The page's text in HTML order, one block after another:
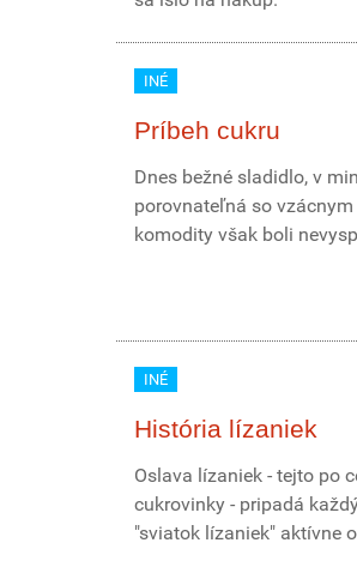
INÉ
Príbeh cukru
Dnes bežné sladidlo, v
porovnateľná so
komodity však boli
INÉ
História lízaniek
Oslava lízaniek - tejto po
cukrovinky - pripadá
"sviatok lízaniek" aktívne